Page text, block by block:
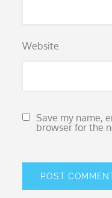
Website
Save my name,
browser for the